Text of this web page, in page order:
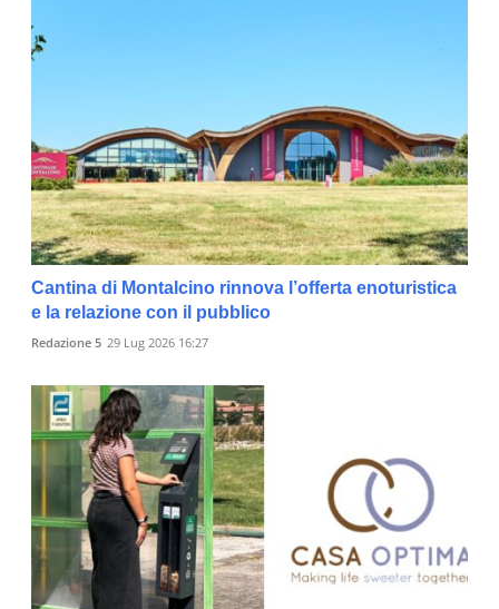
Cantina di Montalcino rinnova l’offerta enoturistica
e la relazione con il pubblico
Redazione 5 29 Lug 2026 16:27